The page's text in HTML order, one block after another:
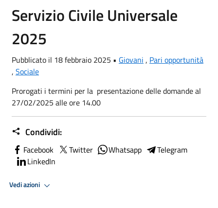
Servizio Civile Universale
2025
Pubblicato il 18 febbraio 2025 • Giovani , Pari opportunità
, Sociale
Prorogati i termini per la presentazione delle domande al
27/02/2025 alle ore 14.00
Condividi:
Facebook Twitter Whatsapp
Telegram
LinkedIn
Vedi azioni